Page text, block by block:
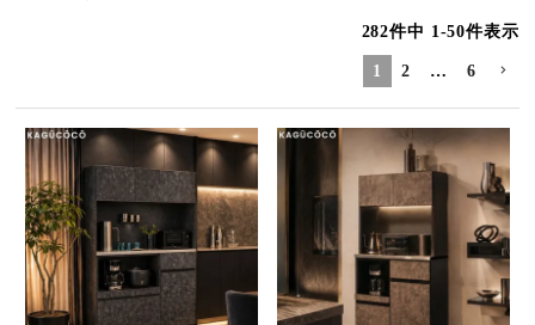
282件中 1-50件表示
1 2 … 6